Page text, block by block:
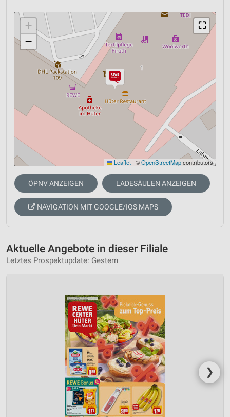
⛶
+
−
Leaflet | ©OpenStreetMapcontributors
ÖPNV ANZEIGEN LADESÄULEN ANZEIGEN
NAVIGATION MIT GOOGLE/IOS MAPS
Aktuelle Angebote in dieser Filiale
Letztes Prospektupdate: Gestern
❯